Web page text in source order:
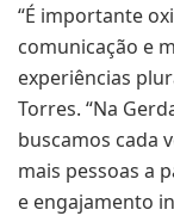
“É importante
comunicação e
experiências
Torres. “Na
buscamos cada
mais pessoas a
e engajamento